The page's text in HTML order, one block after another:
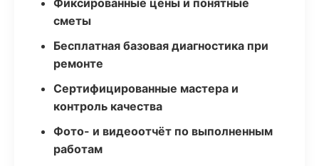
Фиксированные цены и понятные
сметы
Бесплатная базовая диагностика при
ремонте
Сертифицированные мастера и
контроль качества
Фото- и видеоотчёт по выполненным
работам